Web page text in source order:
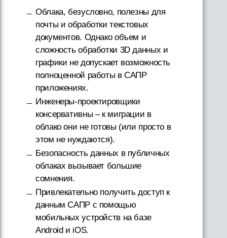
Облака, безусловно, полезны для
почты и обработки текстовых
документов. Однако объем и
сложность обработки 3D данных и
графики не допускает возможность
полноценной работы в САПР
приложениях.
Инженеры-проектировщики
консервативны – к миграции в
облако они не готовы (или просто в
этом не нуждаются).
Безопасность данных в публичных
облаках вызывает большие
сомнения.
Привлекательно получить доступ к
данным САПР с помощью
мобильных устройств на базе
Android и iOS.